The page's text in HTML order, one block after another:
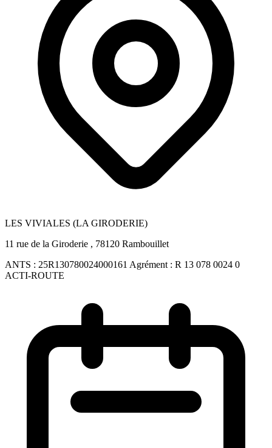
LES VIVIALES (LA GIRODERIE)
11 rue de la Giroderie , 78120 Rambouillet
ANTS : 25R130780024000161 Agrément : R 13 078 0024 0
ACTI-ROUTE